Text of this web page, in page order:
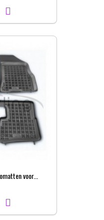
voor...